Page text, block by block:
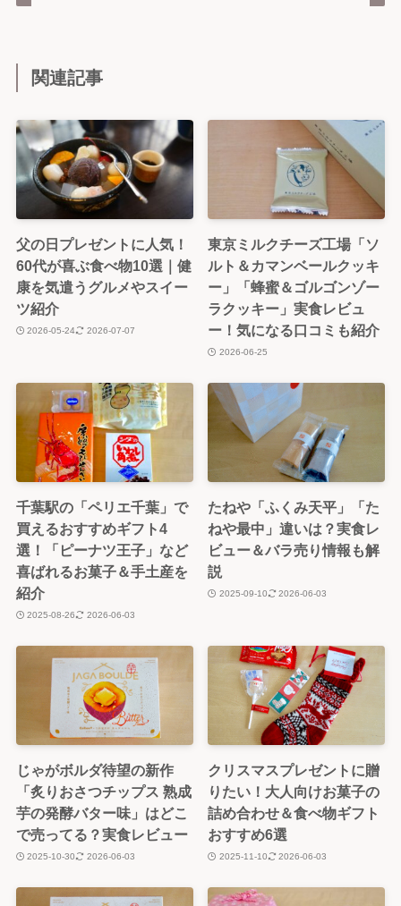
関連記事
父の日プレゼントに人気！
60代が喜ぶ食べ物10選｜健
康を気遣うグルメやスイー
ツ紹介
2026-05-24 2026-07-07
東京ミルクチーズ工場「ソ
ルト＆カマンベールクッキ
ー」「蜂蜜＆ゴルゴンゾー
ラクッキー」実食レビュ
ー！気になる口コミも紹介
2026-06-25
千葉駅の「ペリエ千葉」で
買えるおすすめギフト4
選！「ピーナツ王子」など
喜ばれるお菓子＆手土産を
紹介
2025-08-26 2026-06-03
たねや「ふくみ天平」「た
ねや最中」違いは？実食レ
ビュー＆バラ売り情報も解
説
2025-09-10 2026-06-03
じゃがボルダ待望の新作
「炙りおさつチップス 熟成
芋の発酵バター味」はどこ
で売ってる？実食レビュー
2025-10-30 2026-06-03
クリスマスプレゼントに贈
りたい！大人向けお菓子の
詰め合わせ＆食べ物ギフト
おすすめ6選
2025-11-10 2026-06-03